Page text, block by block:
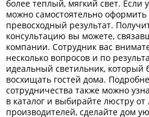
более теплый, мягкий свет. Если
можно самостоятельно
превосходный результат.
консультацию вы можете,
компании. Сотрудник вас
несколько вопросов и по
идеальный светильник, который
восхищать гостей дома.
сотрудничества также можно
в каталог и выбирайте люстру
производителей, сделайте дом